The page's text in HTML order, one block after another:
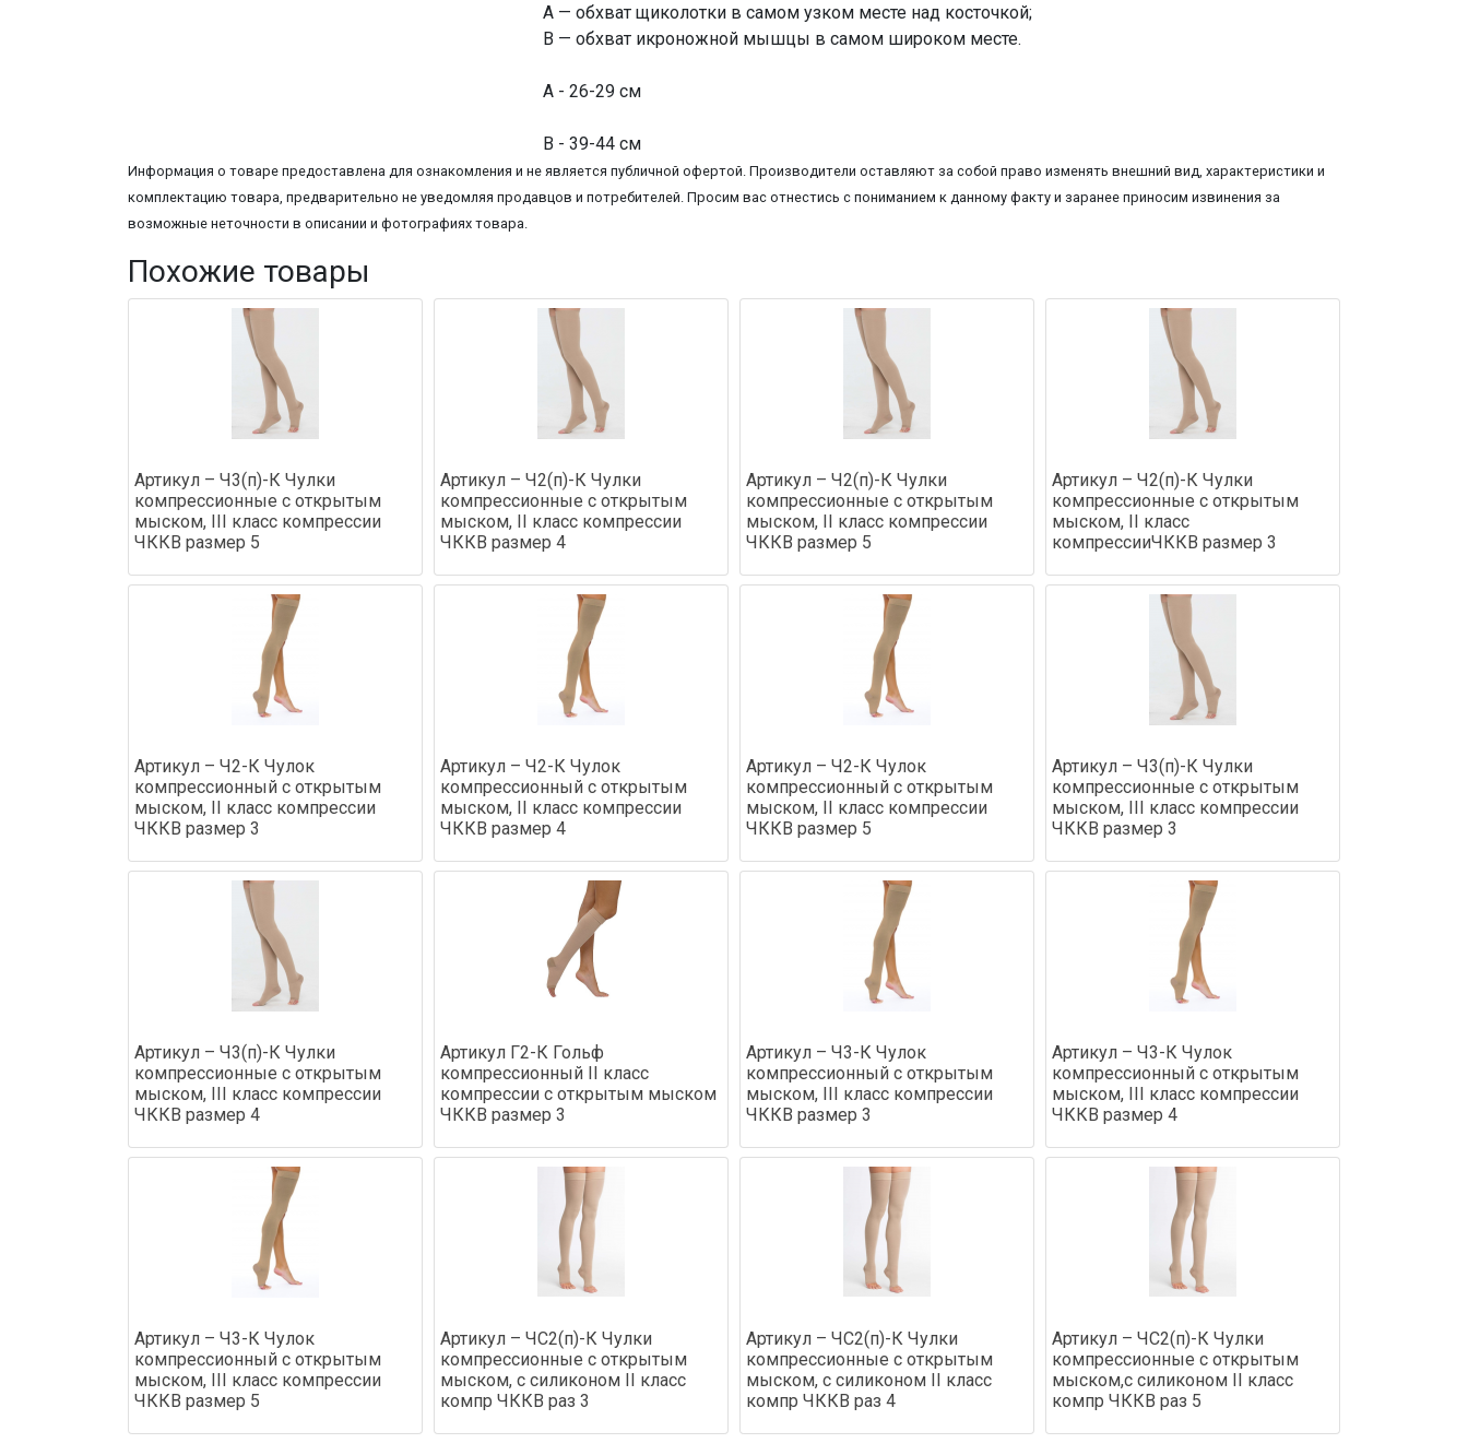
А — обхват щиколотки в самом узком месте над косточкой;
В — обхват икроножной мышцы в самом широком месте.
А - 26-29 см
В - 39-44 см
Информация о товаре предоставлена для ознакомления и не является публичной офертой. Производители оставляют за собой право изменять внешний вид, характеристики и
комплектацию товара, предварительно не уведомляя продавцов и потребителей. Просим вас отнестись с пониманием к данному факту и заранее приносим извинения за
возможные неточности в описании и фотографиях товара.
Похожие товары
Артикул – Ч3(п)-К Чулки
компрессионные с открытым
мыском, III класс компрессии
ЧККВ размер 5
Артикул – Ч2(п)-К Чулки
компрессионные с открытым
мыском, II класс компрессии
ЧККВ размер 4
Артикул – Ч2(п)-К Чулки
компрессионные с открытым
мыском, II класс компрессии
ЧККВ размер 5
Артикул – Ч2(п)-К Чулки
компрессионные с открытым
мыском, II класс
компрессииЧККВ размер 3
Артикул – Ч2-К Чулок
компрессионный с открытым
мыском, II класс компрессии
ЧККВ размер 3
Артикул – Ч2-К Чулок
компрессионный с открытым
мыском, II класс компрессии
ЧККВ размер 4
Артикул – Ч2-К Чулок
компрессионный с открытым
мыском, II класс компрессии
ЧККВ размер 5
Артикул – Ч3(п)-К Чулки
компрессионные с открытым
мыском, III класс компрессии
ЧККВ размер 3
Артикул – Ч3(п)-К Чулки
компрессионные с открытым
мыском, III класс компрессии
ЧККВ размер 4
Артикул Г2-К Гольф
компрессионный II класс
компрессии с открытым мыском
ЧККВ размер 3
Артикул – Ч3-К Чулок
компрессионный с открытым
мыском, III класс компрессии
ЧККВ размер 3
Артикул – Ч3-К Чулок
компрессионный с открытым
мыском, III класс компрессии
ЧККВ размер 4
Артикул – Ч3-К Чулок
компрессионный с открытым
мыском, III класс компрессии
ЧККВ размер 5
Артикул – ЧС2(п)-К Чулки
компрессионные с открытым
мыском, с силиконом II класс
компр ЧККВ раз 3
Артикул – ЧС2(п)-К Чулки
компрессионные с открытым
мыском, с силиконом II класс
компр ЧККВ раз 4
Артикул – ЧС2(п)-К Чулки
компрессионные с открытым
мыском,с силиконом II класс
компр ЧККВ раз 5